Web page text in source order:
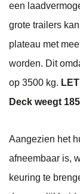
een
grote trailers
plateau met
worden. Dit
op 3500 kg.
Deck weegt
Aangezien het
afneembaar is,
keuring te